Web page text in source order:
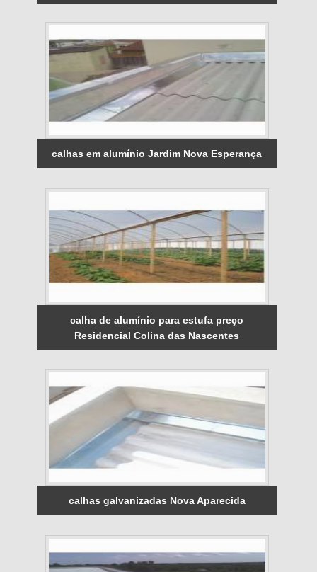
calhas em alumínio Jardim Nova Esperança
calha de alumínio para estufa preço
Residencial Colina das Nascentes
calhas galvanizadas Nova Aparecida